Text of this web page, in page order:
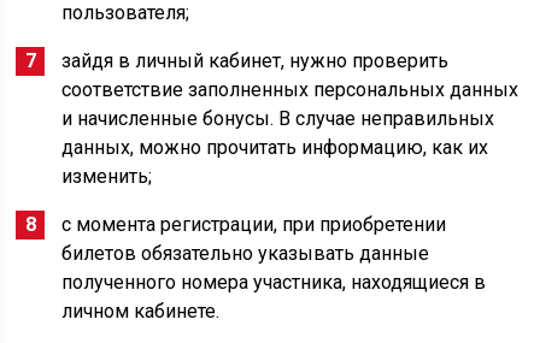
пользователя;
зайдя в личный кабинет, нужно проверить
соответствие заполненных персональных данных
и начисленные бонусы. В случае неправильных
данных, можно прочитать информацию, как их
изменить;
с момента регистрации, при приобретении
билетов обязательно указывать данные
полученного номера участника, находящиеся в
личном кабинете.